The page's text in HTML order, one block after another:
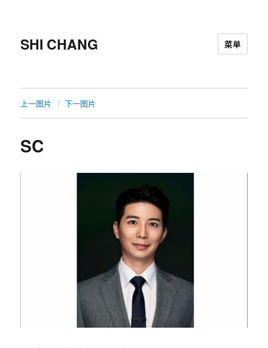
SHI CHANG 菜单
上一图片 下一图片
SC